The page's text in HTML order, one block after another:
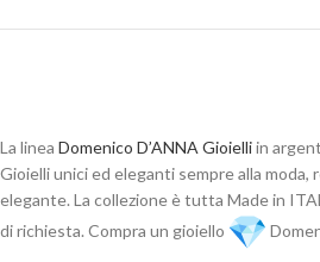
La linea Domenico D’ANNA Gioielliin
Gioielli unici ed eleganti sempre alla
elegante. La collezione è tutta Made in
di richiesta. Compra un gioiello